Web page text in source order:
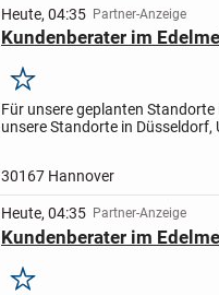
Heute, 04:35 Partner-Anzeige
Kundenberater im
Merken
Für unsere geplanten
unsere Standorte in
30167 Hannover
Heute, 04:35 Partner-Anzeige
Kundenberater im
Merken